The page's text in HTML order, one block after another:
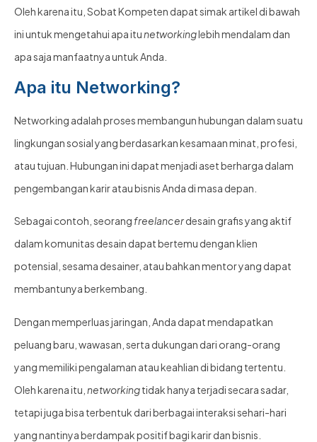
Oleh karena itu, Sobat Kompeten dapat simak artikel di bawah
ini untuk mengetahui apa itu networkinglebih mendalam dan
apa saja manfaatnya untuk Anda.
Apa itu Networking?
Networking adalah proses membangun hubungan dalam suatu
lingkungan sosial yang berdasarkan kesamaan minat, profesi,
atau tujuan. Hubungan ini dapat menjadi aset berharga dalam
pengembangan karir atau bisnis Anda di masa depan.
Sebagai contoh, seorangfreelancerdesain grafis yang aktif
dalam komunitas desain dapat bertemu dengan klien
potensial, sesama desainer, atau bahkan mentor yang dapat
membantunya berkembang.
Dengan memperluas jaringan, Anda dapat mendapatkan
peluang baru, wawasan, serta dukungan dari orang-orang
yang memiliki pengalaman atau keahlian di bidang tertentu.
Oleh karena itu, networkingtidak hanya terjadi secara sadar,
tetapi juga bisa terbentuk dari berbagai interaksi sehari-hari
yang nantinya berdampak positif bagi karir dan bisnis.